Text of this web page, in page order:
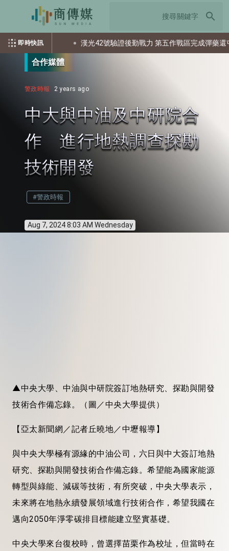
search
即時快訊
個資？ 漢光42號驗證後勤戰力 第五作戰區完成彈藥還屯整備
合作媒體
警政時報 2 years ago
中大與中油及中研院合
作 進行地熱調查探勘
技術開發
#警政時報
Aug 7, 2024 8:03 AM Wednesday
▲中央大學、中油與中研院簽訂地熱研究、探勘與開發
技術合作備忘錄。（圖／中央大學提供）
【亞太新聞網／記者丘曉地／中壢報導】
與中央大學極有源緣的中油公司，六日與中大簽訂地熱
研究、探勘與開發技術合作備忘錄。希望能為國家能源
轉型與綠能、減碳等技術，有所突破，中央大學表示，
未來將在地熱永續發展領域進行技術合作，希望我國在
邁向2050年淨零碳排目標能建立堅實基礎。
中央大學來台復校時，曾選擇苗栗作為校址，但當時在